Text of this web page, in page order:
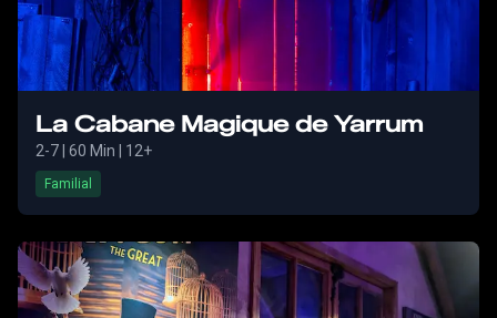
La Cabane Magique de Yarrum
2-7 60 Min | 12+
Familial